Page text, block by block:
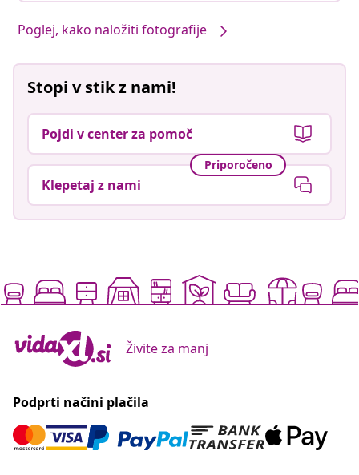
Poglej, kako naložiti fotografije
Stopi v stik z nami!
Pojdi v center za pomoč
Priporočeno
Klepetaj z nami
Živite za manj
Podprti načini plačila